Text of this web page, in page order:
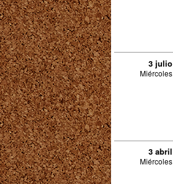
3 julio
Miércoles
3 abril
Miércoles